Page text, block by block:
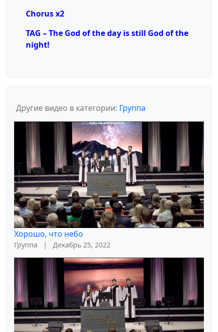
Chorus x2
TAG – The God of the day is still God of the
night!
Другие видео в категории: Группа
Хорошо, что небо
Группа | Декабрь 25, 2022